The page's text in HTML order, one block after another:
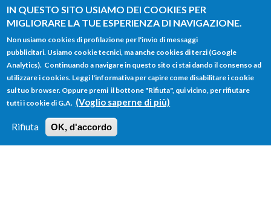
IN QUESTO SITO USIAMO DEI COOKIES PER
MIGLIORARE LA TUE ESPERIENZA DI NAVIGAZIONE.
Non usiamo cookies di profilazione per l'invio di messaggi
pubblicitari. Usiamo cookie tecnici, ma anche cookies di terzi (Google
Analytics). Continuando a navigare in questo sito ci stai dando il consenso ad
utilizzare i cookies. Leggi l'informativa per capire come disabilitare i cookie
sul tuo browser. Oppure premi il bottone "Rifiuta", qui vicino, per rifiutare
tutti i cookie di G.A. (Voglio saperne di più)
Rifiuta OK, d'accordo
Salta al contenuto principale
FORM
DI
RICERCA
Main menu
HOME TUTTI I PROFILI
LOGIN